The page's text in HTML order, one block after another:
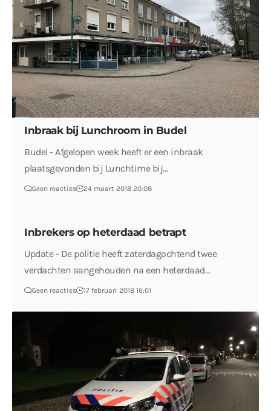
Inbraak bij Lunchroom in Budel
Budel - Afgelopen week heeft er een inbraak
plaatsgevonden bij Lunchtime bij…
Geen reacties 24 maart 2018 20:08
Inbrekers op heterdaad betrapt
Update - De politie heeft zaterdagochtend twee
verdachten aangehouden na een heterdaad…
Geen reacties 17 februari 2018 16:01